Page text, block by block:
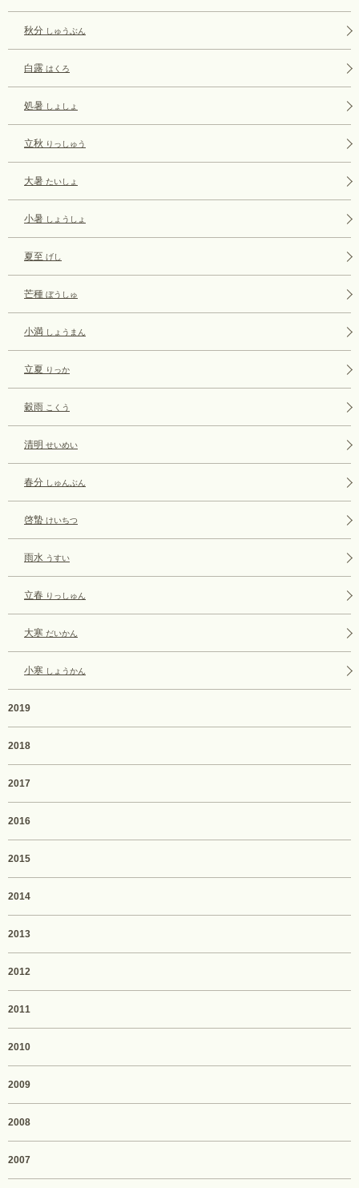
秋分 しゅうぶん
白露 はくろ
処暑 しょしょ
立秋 りっしゅう
大暑 たいしょ
小暑 しょうしょ
夏至 げし
芒種 ぼうしゅ
小満 しょうまん
立夏 りっか
穀雨 こくう
清明 せいめい
春分 しゅんぶん
啓蟄 けいちつ
雨水 うすい
立春 りっしゅん
大寒 だいかん
小寒 しょうかん
2019
2018
2017
2016
2015
2014
2013
2012
2011
2010
2009
2008
2007